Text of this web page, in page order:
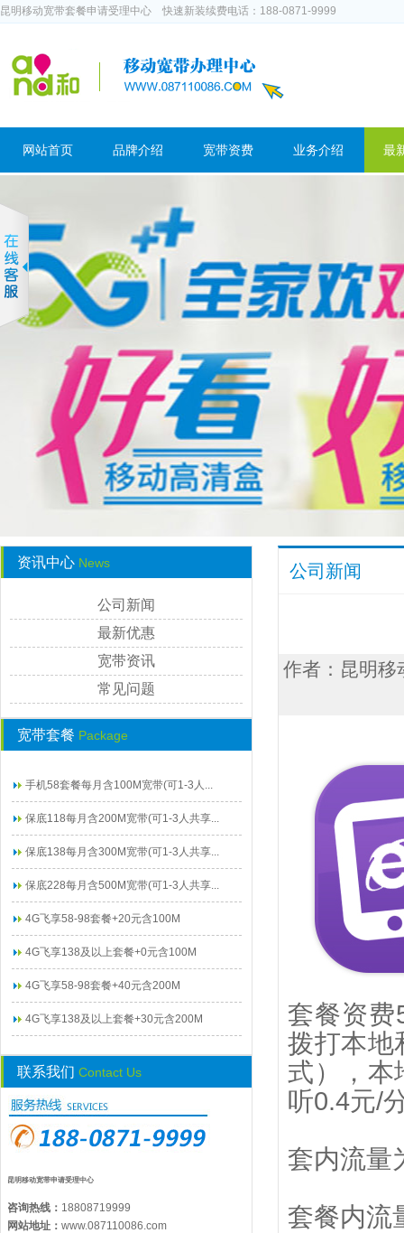
昆明移动宽带套餐申请受理中心 快速新装续费电话：188-0871-9999
网站首页 品牌介绍 宽带资费 业务介绍 最
资讯中心 News
公司新闻
最新优惠
宽带资讯
常见问题
宽带套餐 Package
手机58套餐每月含100M宽带(可1-3人...
保底118每月含200M宽带(可1-3人共享...
保底138每月含300M宽带(可1-3人共享...
保底228每月含500M宽带(可1-3人共享...
4G飞享58-98套餐+20元含100M
4G飞享138及以上套餐+0元含100M
4G飞享58-98套餐+40元含200M
4G飞享138及以上套餐+30元含200M
联系我们 Contact Us
昆明移动宽带申请受理中心
咨询热线： 18808719999
网站地址： www.087110086.com
公司新闻
作者：昆明移
套餐资费
拨打本地
式），本
听0.4元/
套内流量
套餐内流